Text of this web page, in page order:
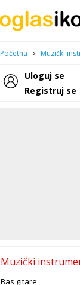
Početna > Muzički
Uloguj se
Registruj se
Muzički
Bas gitare